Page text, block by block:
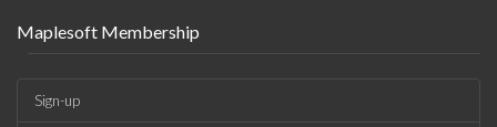
Maplesoft Membership
Sign-up